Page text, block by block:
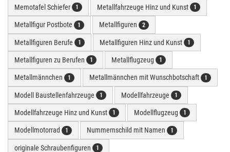
Memotafel Schiefer 1 Metallfahrzeuge Hinz und Kunst 1
Metallfigur Postbote 1 Metallfiguren 2
Metallfiguren Berufe 1 Metallfiguren Hinz und Kunst 1
Metallfiguren zu Berufen 1 Metallflugzeug 1
Metallmännchen 1 Metallmännchen mit Wunschbotschaft 1
Modell Baustellenfahrzeuge 1 Modellfahrzeuge 1
Modellfahrzeuge Hinz und Kunst 1 Modellflugzeug 1
Modellmotorrad 1 Nummernschild mit Namen 1
originale Schraubenfiguren 1